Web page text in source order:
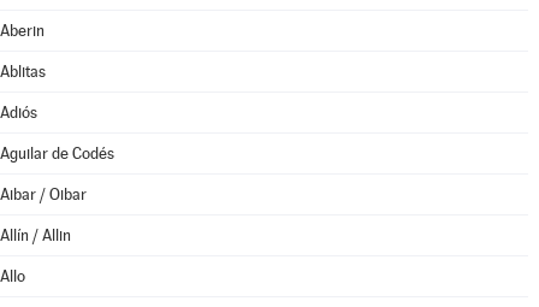
Aberin
Ablitas
Adiós
Aguilar de Codés
Aibar / Oibar
Allín / Allin
Allo